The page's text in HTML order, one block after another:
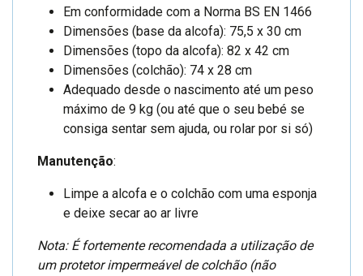
Em conformidade com a Norma BS EN 1466
Dimensões (base da alcofa): 75,5 x 30 cm
Dimensões (topo da alcofa): 82 x 42 cm
Dimensões (colchão): 74 x 28 cm
Adequado desde o nascimento até um peso
máximo de 9 kg (ou até que o seu bebé se
consiga sentar sem ajuda, ou rolar por si só)
Manutenção:
Limpe a alcofa e o colchão com uma esponja
e deixe secar ao ar livre
Nota: É fortemente recomendada a utilização de
um protetor impermeável de colchão (não